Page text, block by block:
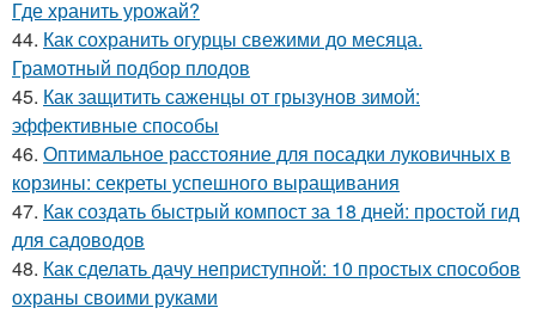
Где хранить урожай?
44. Как сохранить огурцы свежими до месяца.
Грамотный подбор плодов
45. Как защитить саженцы от грызунов зимой:
эффективные способы
46. Оптимальное расстояние для посадки луковичных в
корзины: секреты успешного выращивания
47. Как создать быстрый компост за 18 дней: простой гид
для садоводов
48. Как сделать дачу неприступной: 10 простых способов
охраны своими руками